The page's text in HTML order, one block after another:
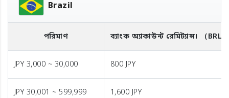
Brazil
পরিমাণ ব্যাংক অ্যাকাউন্ট রেমিট্যান্স। （BRL）
JPY 3,000 ~ 30,000 800 JPY
JPY 30,001 ~ 599,999 1,600 JPY